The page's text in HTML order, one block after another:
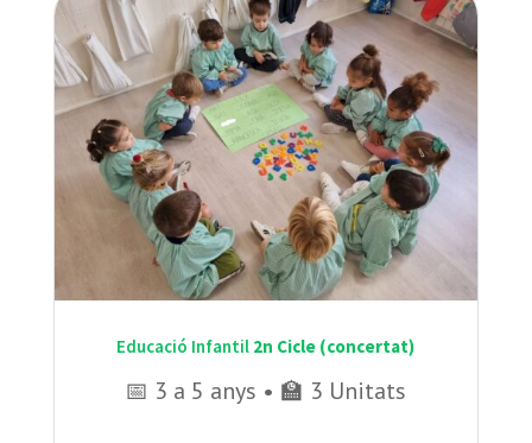
Educació Infantil 2n Cicle (concertat)
📅 3 a 5 anys • 🏫 3 Unitats